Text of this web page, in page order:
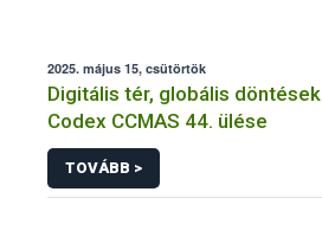
2025. május 15, csütörtök
Digitális tér, globális
Codex CCMAS 44. ülése
TOVÁBB >